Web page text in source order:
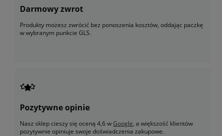
Darmowy zwrot
Produkty możesz zwrócić bez ponoszenia kosztów, oddając paczkę
w wybranym punkcie GLS.
Pozytywne opinie
Nasz sklep cieszy się oceną 4,6 wGoogle, a większość klientów
pozytywnie opiniuje swoje doświadczenia zakupowe.